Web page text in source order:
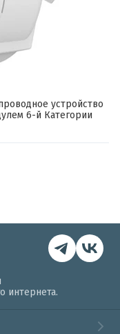
устройство
6-й Категории
интернета.